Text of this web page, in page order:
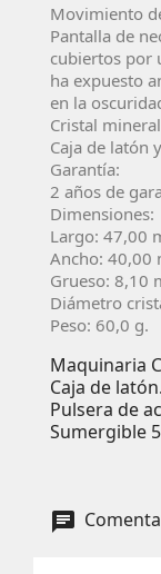
Movimiento
Pantalla de
cubiertos por
ha expuesto
en la
Cristal
Caja de latón
Garantía:
2 años de
Dimensiones:
Largo: 47,00
Ancho: 40,00
Grueso: 8,10
Diámetro
Peso: 60,0 g.
Maquinaria
Caja de latón.
Pulsera de
Sumergible